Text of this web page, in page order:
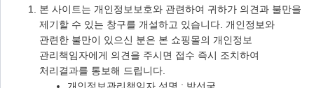
본 사이트는 개인정보보호와 관련하여 귀하가 의견과 불만을
제기할 수 있는 창구를 개설하고 있습니다. 개인정보와
관련한 불만이 있으신 분은 본 쇼핑몰의 개인정보
관리책임자에게 의견을 주시면 접수 즉시 조치하여
처리결과를 통보해 드립니다.